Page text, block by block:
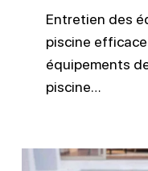
Entretien des
piscine
équipements
piscine…
Vider